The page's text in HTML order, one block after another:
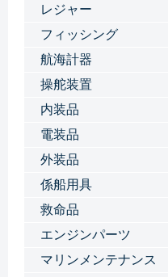
レジャー
フィッシング
航海計器
操舵装置
内装品
電装品
外装品
係船用具
救命品
エンジンパーツ
マリンメンテナンス